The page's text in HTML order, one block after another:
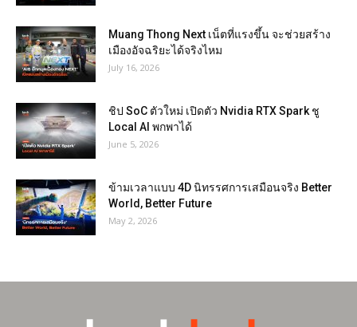
Muang Thong Next เน็ตที่แรงขึ้น จะช่วยสร้าง
เมืองอัจฉริยะได้จริงไหม
July 16, 2026
ชิป SoC ตัวใหม่ เปิดตัว Nvidia RTX Spark ชู
Local AI พกพาได้
June 5, 2026
ข้ามเวลาแบบ 4D นิทรรศการเสมือนจริง Better
World, Better Future
May 2, 2026